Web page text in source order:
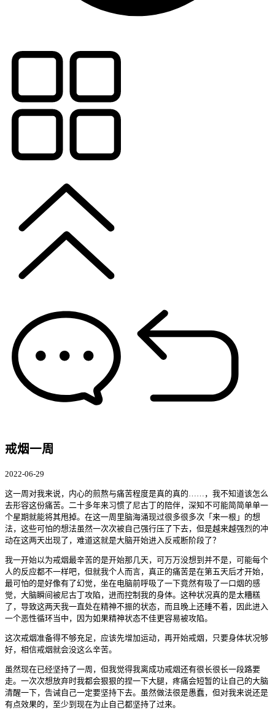
戒烟一周
2022-06-29
这一周对我来说，内心的煎熬与痛苦程度是真的真的……，我不知道该怎么
去形容这份痛苦。二十多年来习惯了尼古丁的陪伴，深知不可能简简单单一
个星期就能将其甩掉。在这一周里脑海涌现过很多很多次「来一根」的想
法，这些可怕的想法虽然一次次被自己强行压了下去，但是越来越强烈的冲
动在这两天出现了，难道这就是大脑开始进入反戒断阶段了？
我一开始以为戒烟最辛苦的是开始那几天，可万万没想到并不是，可能每个
人的反应都不一样吧，但就我个人而言，真正的痛苦是在第五天后才开始，
最可怕的是好像有了幻觉，坐在电脑前呼吸了一下竟然有吸了一口烟的感
觉，大脑瞬间被尼古丁攻陷，进而控制我的身体。这种状况真的是太糟糕
了，导致这两天我一直处在精神不振的状态，而且晚上还睡不着，因此进入
一个恶性循环当中，因为如果精神状态不佳更容易被攻陷。
这次戒烟准备得不够充足，应该先增加运动，再开始戒烟，只要身体状况够
好，相信戒烟就会没这么辛苦。
虽然现在已经坚持了一周，但我觉得我离成功戒烟还有很长很长一段路要
走。一次次想放弃时我都会狠狠的捏一下大腿，疼痛会短暂的让自己的大脑
清醒一下，告诫自己一定要坚持下去。虽然做法很是愚蠢，但对我来说还是
有点效果的，至少到现在为止自己都坚持了过来。